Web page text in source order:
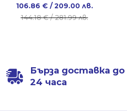
144.18€/ 281.99 лв.
Original
price
106.86 € / 209.00 лв.
Current
price
Бърза доставка до
24 часа